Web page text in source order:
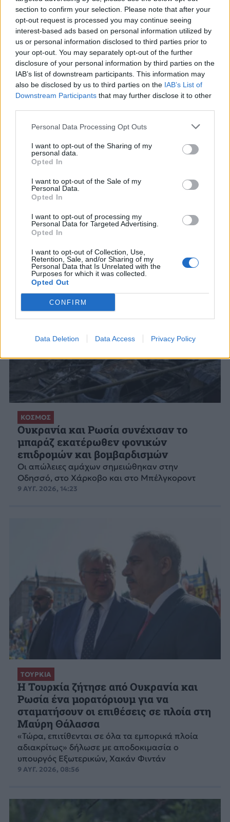
section to confirm your selection. Please note that after your
opt-out request is processed you may continue seeing
interest-based ads based on personal information utilized by
us or personal information disclosed to third parties prior to
your opt-out. You may separately opt-out of the further
disclosure of your personal information by third parties on the
IAB’s list of downstream participants. This information may
also be disclosed by us to third parties on the IAB’s List of
Downstream Participants that may further disclose it to other
Personal Data Processing Opt Outs
I want to opt-out of the Sharing of my
personal data.
Opted In
I want to opt-out of the Sale of my
Personal Data.
Opted In
I want to opt-out of processing my
Personal Data for Targeted Advertising.
Opted In
I want to opt-out of Collection, Use,
Retention, Sale, and/or Sharing of my
Personal Data that Is Unrelated with the
Purposes for which it was collected.
Opted Out
CONFIRM
Data Deletion Data Access Privacy Policy
Συμμαχίες με Ισραήλ,
Ινδία και Εμιράτα
ΔΙΑΦΗΜΙΣΗ
ΣΧΕΤΙΚΑ ΑΡΘΡΑ
ΚΟΣΜΟΣ
Ουκρανία και Ρωσία συνέχισαν το
μπαράζ εκατέρωθεν φονικών
επιδρομών και βομβαρδισμών
Οι απώλειες αμάχων σημειώθηκαν στην
Οδησσό, στο Χάρκοβο και στο Μπέλγκοροντ
9 ΑΥΓ. 2026, 14:23
ΤΟΥΡΚΙΑ
Η Τουρκία ζήτησε από Ουκρανία και
Ρωσία ένα μορατόριουμ για να
σταματήσουν οι επιθέσεις σε πλοία στη
Μαύρη Θάλασσα
«Τώρα, επιτίθενται σε όλα τα εμπορικά πλοία
αδιακρίτως» δήλωσε με αποδοκιμασία ο
υπουργός Εξωτερικών, Χακάν Φιντάν
9 ΑΥΓ. 2026, 08:56